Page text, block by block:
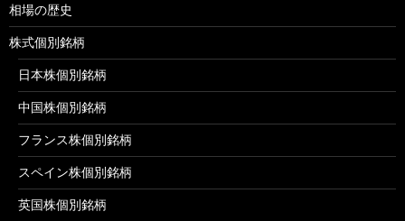
相場の歴史
株式個別銘柄
日本株個別銘柄
中国株個別銘柄
フランス株個別銘柄
スペイン株個別銘柄
英国株個別銘柄